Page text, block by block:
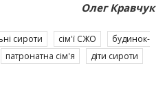
Олег Кравчук
сироти сім'ї СЖО
будинок-
патронатна сім'я
діти сироти